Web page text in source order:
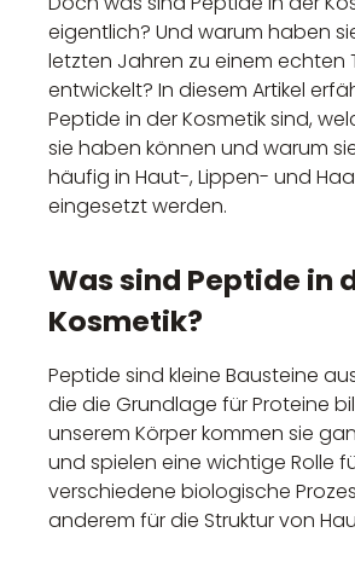
eigentlich? Und warum haben
letzten Jahren zu einem echten
entwickelt? In diesem Artikel
Peptide in der Kosmetik sind,
sie haben können und warum
häufig in Haut-, Lippen- und
eingesetzt werden.
Was sind Peptide in
Kosmetik?
Peptide sind kleine Bausteine
die die Grundlage für Proteine
unserem Körper kommen sie
und spielen eine wichtige Rolle
verschiedene biologische
anderem für die Struktur von